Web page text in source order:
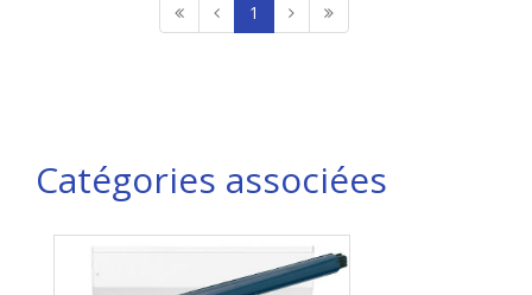
1
Catégories associées